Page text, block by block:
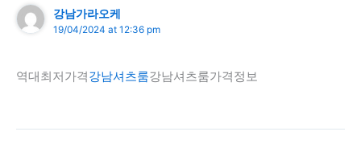
강남가라오케
19/04/2024 at 12:36 pm
역대최저가격강남셔츠룸강남셔츠룸가격정보